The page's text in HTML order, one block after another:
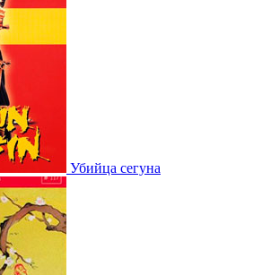
Убийца сегуна